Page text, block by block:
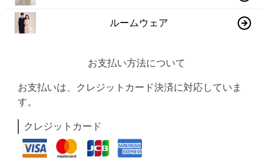
ルームウェア
お支払い方法について
お支払いは、クレジットカード決済に対応していま
す。
クレジットカード